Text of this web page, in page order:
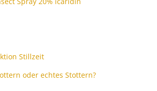
Stillzeit
oder echtes Stottern?